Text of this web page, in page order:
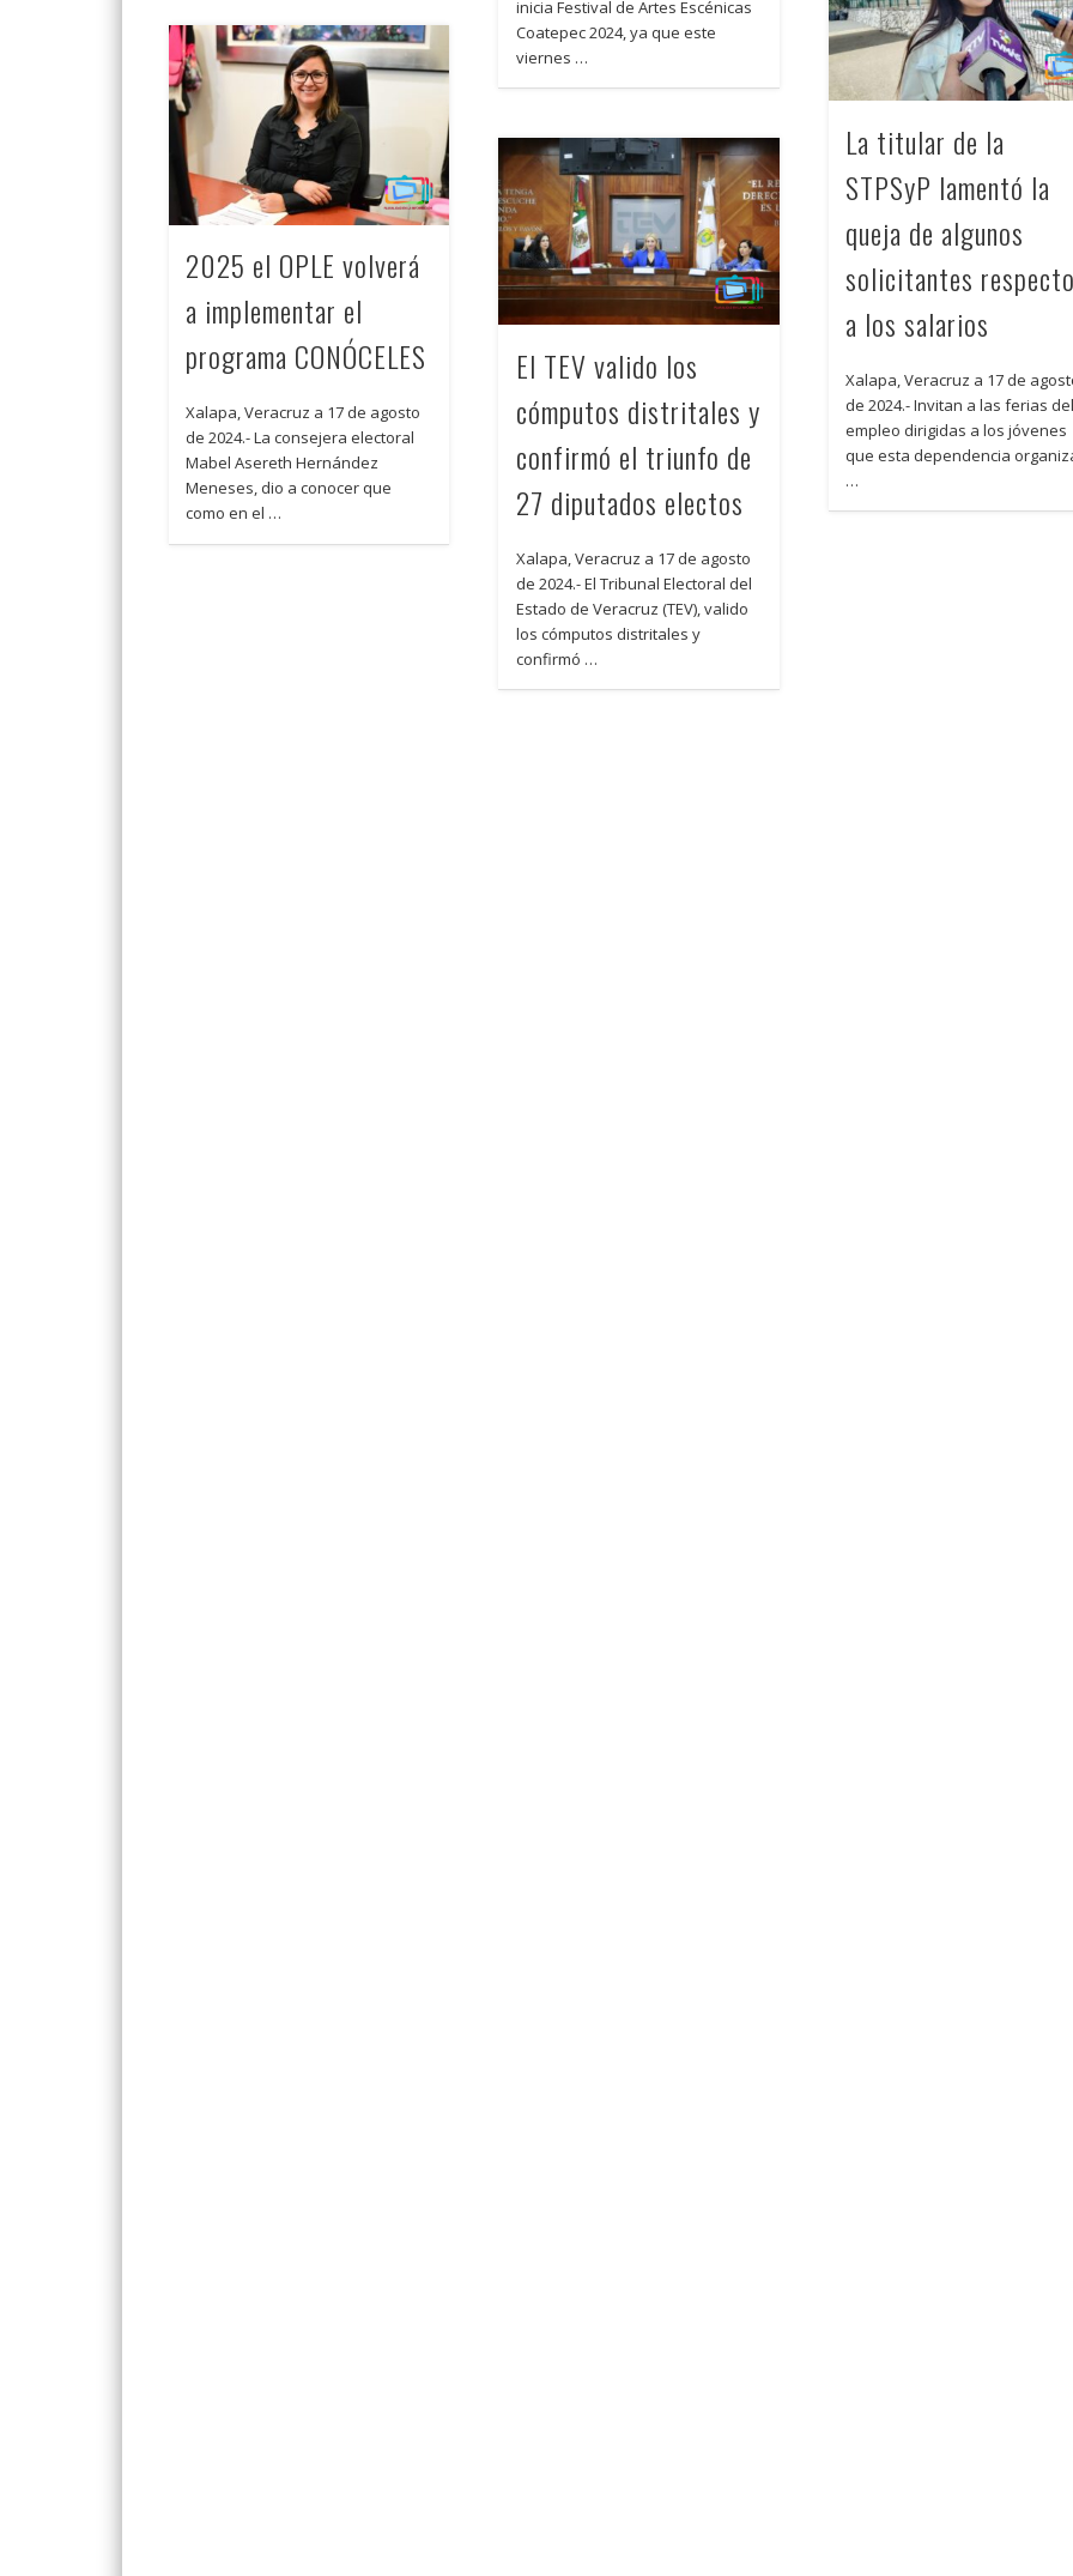
inicia Festival de Artes Escénicas
Coatepec 2024, ya que este
viernes …
La titular de la
STPSyP lamentó la
queja de algunos
solicitantes
a los salarios
Xalapa, Veracruz a 17 de
de 2024.- Invitan a las ferias
empleo dirigidas a los jóvenes
que esta dependencia
…
2025 el OPLE volverá
a implementar el
programa CONÓCELES
Xalapa, Veracruz a 17 de agosto
de 2024.- La consejera electoral
Mabel Asereth Hernández
Meneses, dio a conocer que
como en el …
El TEV valido los
cómputos distritales y
confirmó el triunfo de
27 diputados electos
Xalapa, Veracruz a 17 de agosto
de 2024.- El Tribunal Electoral del
Estado de Veracruz (TEV), valido
los cómputos distritales y
confirmó …